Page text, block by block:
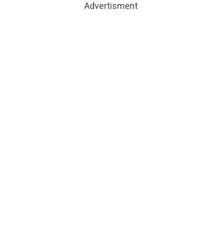
Advertisment